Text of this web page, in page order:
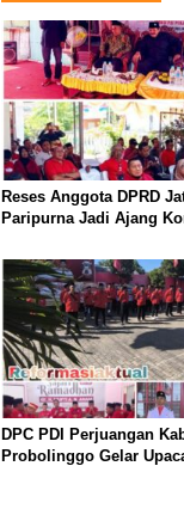
Reses Anggota DPRD
Paripurna Jadi Ajang
DPC PDI Perjuangan
Probolinggo Gelar